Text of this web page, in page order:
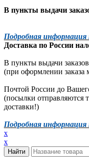
В пункты выдачи
Подробная информация
Доставка по России
В пункты выдачи
(при оформлении
Почтой России до
(посылки отправляются
доставки!)
Подробная информация
x
x